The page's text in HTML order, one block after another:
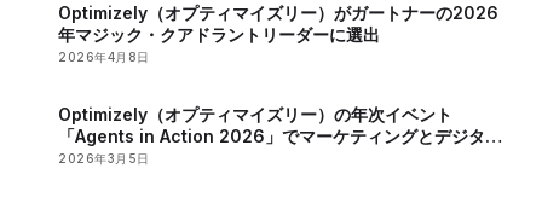
Optimizely（オプティマイズリー）がガートナーの2026
年マジック・クアドラントリーダーに選出
2026年4月8日
Optimizely（オプティマイズリー）の年次イベント
「Agents in Action 2026」でマーケティングとデジタル
戦略におけるAIの役割が明らかに
2026年3月5日